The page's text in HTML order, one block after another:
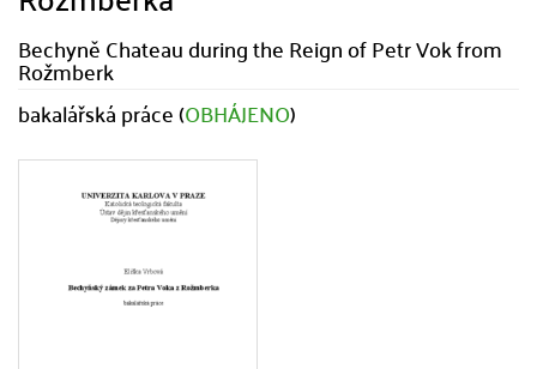
Bechyně Chateau during the Reign of Petr Vok from
Rožmberk
bakalářská práce (OBHÁJENO)